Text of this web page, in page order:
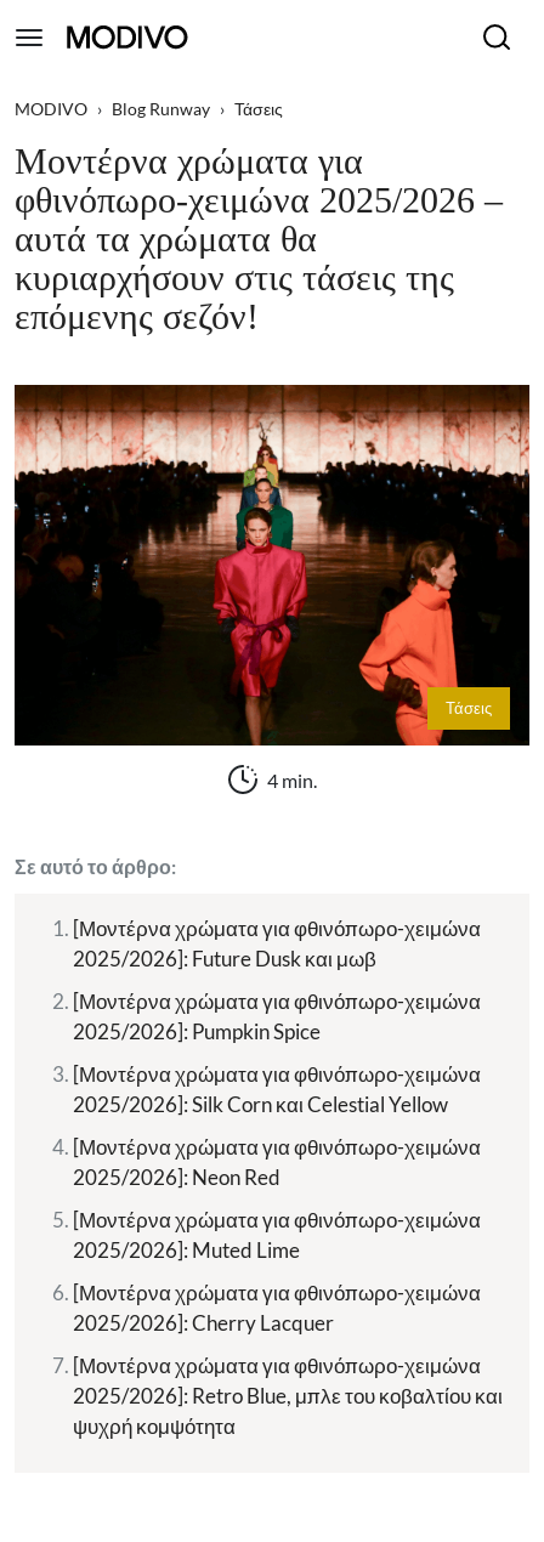
MODIVO › Blog Runway › Τάσεις
Μοντέρνα χρώματα για
φθινόπωρο-χειμώνα 2025/2026 –
αυτά τα χρώματα θα
κυριαρχήσουν στις τάσεις της
επόμενης σεζόν!
Τάσεις
4 min.
Σε αυτό το άρθρο:
[Μοντέρνα χρώματα για φθινόπωρο-χειμώνα
2025/2026]: Future Dusk και μωβ
[Μοντέρνα χρώματα για φθινόπωρο-χειμώνα
2025/2026]: Pumpkin Spice
[Μοντέρνα χρώματα για φθινόπωρο-χειμώνα
2025/2026]: Silk Corn και Celestial Yellow
[Μοντέρνα χρώματα για φθινόπωρο-χειμώνα
2025/2026]: Neon Red
[Μοντέρνα χρώματα για φθινόπωρο-χειμώνα
2025/2026]: Muted Lime
[Μοντέρνα χρώματα για φθινόπωρο-χειμώνα
2025/2026]: Cherry Lacquer
[Μοντέρνα χρώματα για φθινόπωρο-χειμώνα
2025/2026]: Retro Blue, μπλε του κοβαλτίου και
ψυχρή κομψότητα